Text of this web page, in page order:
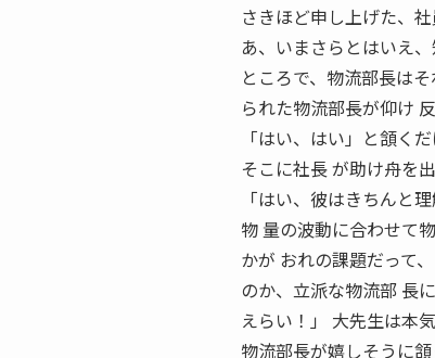
さきほど申し上げた、
あ、いまさらとはいえ
ところで、物流部長は
られた物流部長が仰け 反
「はい、はい」と頷くだ
そこに社長 が助け舟を出
「はい、彼はきちんと
物 量の波動に合わせて
かが おれの課題だって
のか、立派な物流部 長
えらい！」 大先生は本
物流部長が嬉しそうに頷